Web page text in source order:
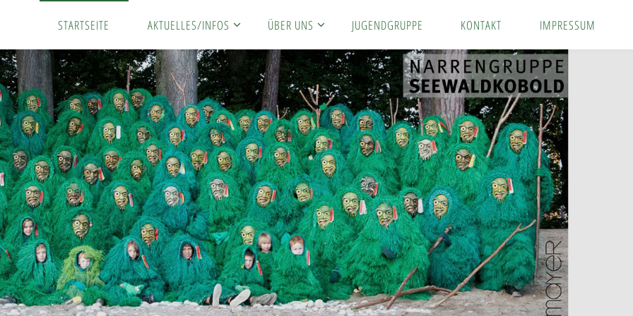
STARTSEITE AKTUELLES/INFOS ÜBER UNS JUGENDGRUPPE KONTAKT IMPRESSUM